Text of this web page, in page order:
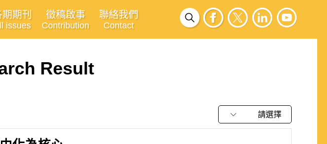
期刊
issues
徵稿啟事
Contribution
聯絡我們
Contact
Result
請選擇